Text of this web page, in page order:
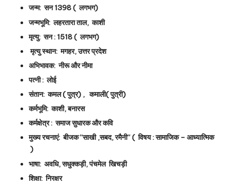
जन्म: सन 1398 ( लगभग)
जन्मभूमि: लहरतारा ताल, काशी
मृत्यु: सन : 1518 ( लगभग)
मृत्यु स्थान: मगहर, उत्तर प्रदेश
अभिभावक: नीरू और नीमा
पत्नी : लोई
संतान: कमल ( पुत्र) , कमाली( पुत्री)
कर्मभूमि: काशी, बनारस
कर्मक्षेत्र : समाज सुधारक और कवि
मुख्य रचनाएं: बीजक “साखी ,सबद, रमैनी” ( विषय : सामाजिक – आध्यात्मिक
)
भाषा: अवधि, सधुक्कड़ी, पंचमेल खिचड़ी
शिक्षा: निरक्षर